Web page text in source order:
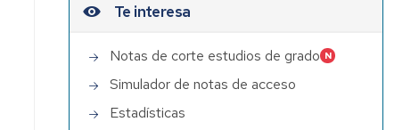
Te interesa
Notas de corte estudios de grado
Simulador de notas de acceso
Estadísticas